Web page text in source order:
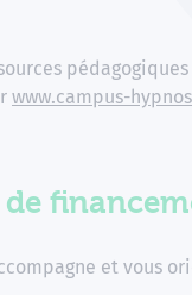
www.campus-
et vous